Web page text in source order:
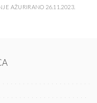
AŽURIRANO 26.11.2023.